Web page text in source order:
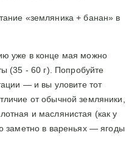
«земляника + банан» в
уже в конце мая можно
(35 - 60 г). Попробуйте
— и вы уловите тот
от обычной земляники,
и маслянистая (как у
заметно в вареньях — ягоды